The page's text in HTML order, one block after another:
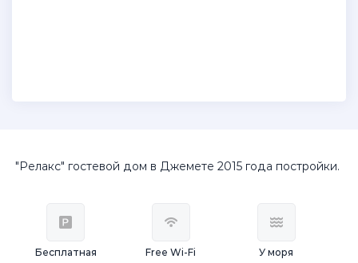
"Релакс" гостевой дом в Джемете 2015 года постройки.
Бесплатная
Free Wi-Fi У моря